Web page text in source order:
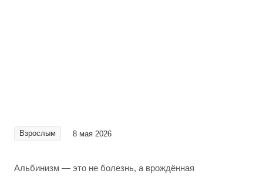
Взрослым 8 мая 2026
Альбинизм — это не болезнь, а врождённая